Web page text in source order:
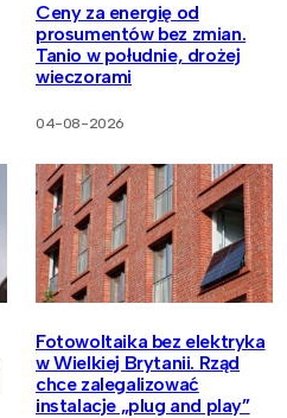
Ceny za energię od
prosumentów bez zmian.
Tanio w południe, drożej
wieczorami
04-08-2026
Fotowoltaika bez elektryka
w Wielkiej Brytanii. Rząd
chce zalegalizować
instalacje „plug and play”